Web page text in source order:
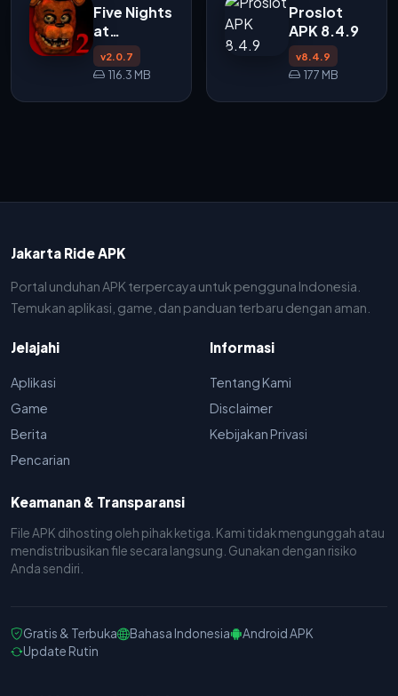
Five Nights
at
Freddy's 2
APK
v2.0.7
116.3 MB
Proslot
APK 8.4.9
v8.4.9
177 MB
Jakarta Ride APK
Portal unduhan APK terpercaya untuk pengguna Indonesia.
Temukan aplikasi, game, dan panduan terbaru dengan aman.
Jelajahi
Aplikasi
Game
Berita
Pencarian
Informasi
Tentang Kami
Disclaimer
Kebijakan Privasi
Keamanan & Transparansi
File APK dihosting oleh pihak ketiga. Kami tidak mengunggah atau
mendistribusikan file secara langsung. Gunakan dengan risiko
Anda sendiri.
Gratis & Terbuka Bahasa Indonesia
Android APK
Update Rutin